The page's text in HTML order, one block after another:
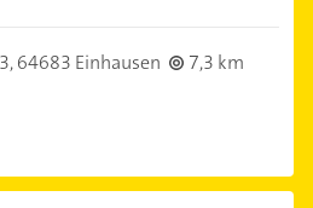
64683 Einhausen
7,3 km